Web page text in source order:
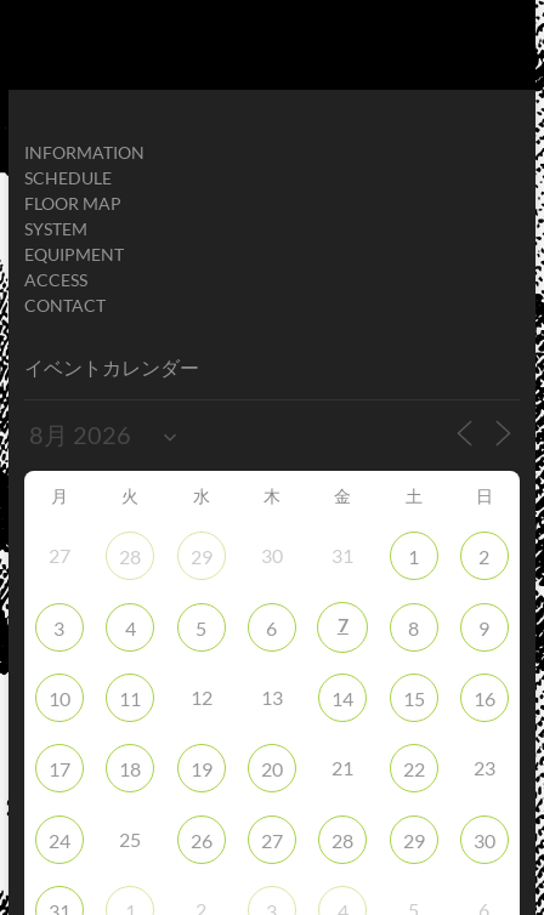
INFORMATION
SCHEDULE
FLOOR MAP
SYSTEM
EQUIPMENT
ACCESS
CONTACT
イベントカレンダー
月 火 水 木 金 土 日
27 28 29 30 31 1 2
3 4 5 6 7 8 9
10 11 12 13 14 15 16
17 18 19 20 21 22 23
24 25 26 27 28 29 30
2 5 6